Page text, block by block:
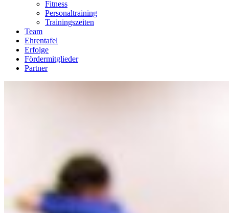
Fitness
Personaltraining
Trainingszeiten
Team
Ehrentafel
Erfolge
Fördermitglieder
Partner